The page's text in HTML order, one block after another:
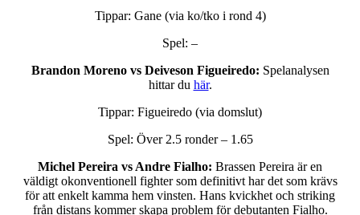
Tippar: Gane (via ko/tko i rond 4)
Spel: –
Brandon Moreno vs Deiveson Figueiredo: Spelanalysen
hittar du här.
Tippar: Figueiredo (via domslut)
Spel: Över 2.5 ronder – 1.65
Michel Pereira vs Andre Fialho: Brassen Pereira är en
väldigt okonventionell fighter som definitivt har det som krävs
för att enkelt kamma hem vinsten. Hans kvickhet och striking
från distans kommer skapa problem för debutanten Fialho.